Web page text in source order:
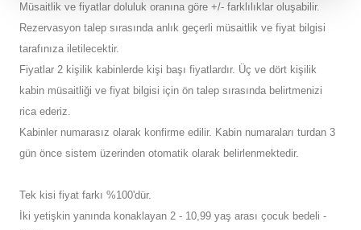
Müsaitlik ve fiyatlar doluluk oranına göre +/- farklılıklar oluşabilir.
Rezervasyon talep sırasında anlık geçerli müsaitlik ve fiyat bilgisi
tarafınıza iletilecektir.
Fiyatlar 2 kişilik kabinlerde kişi başı fiyatlardır. Üç ve dört kişilik
kabin müsaitliği ve fiyat bilgisi için ön talep sırasında belirtmenizi
rica ederiz.
Kabinler numarasız olarak konfirme edilir. Kabin numaraları turdan 3
gün önce sistem üzerinden otomatik olarak belirlenmektedir.
Tek kisi fiyat farkı %100'dür.
İki yetişkin yanında konaklayan 2 - 10,99 yaş arası çocuk bedeli -